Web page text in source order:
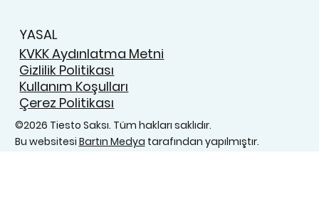
YASAL
KVKK Aydınlatma Metni
Gizlilik Politikası
Kullanım Koşulları
Çerez Politikası
©2026 Tiesto Saksı. Tüm hakları saklıdır.
Bu websitesi Bartın Medya tarafından yapılmıştır.